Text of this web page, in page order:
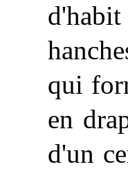
qui
en
d'un